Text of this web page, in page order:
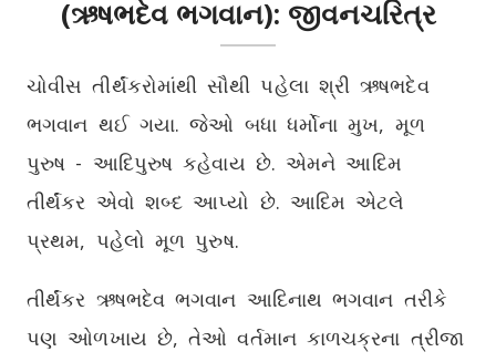
(ઋષભદેવ ભગવાન): જીવનચરિત્ર
ચોવીસ તીર્થંકરોમાંથી સૌથી પહેલા શ્રી ઋષભદેવ
ભગવાન થઈ ગયા. જેઓ બધા ધર્મોના મુખ, મૂળ
પુરુષ - આદિપુરુષ કહેવાય છે. એમને આદિમ
તીર્થંકર એવો શબ્દ આપ્યો છે. આદિમ એટલે
પ્રથમ, પહેલો મૂળ પુરુષ.
તીર્થંકર ઋષભદેવ ભગવાન આદિનાથ ભગવાન તરીકે
પણ ઓળખાય છે, તેઓ વર્તમાન કાળચક્રના ત્રીજા